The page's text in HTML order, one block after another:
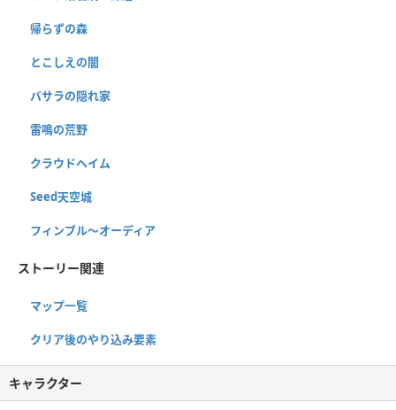
帰らずの森
とこしえの闇
バサラの隠れ家
雷鳴の荒野
クラウドヘイム
Seed天空城
フィンブル〜オーディア
ストーリー関連
マップ一覧
クリア後のやり込み要素
キャラクター